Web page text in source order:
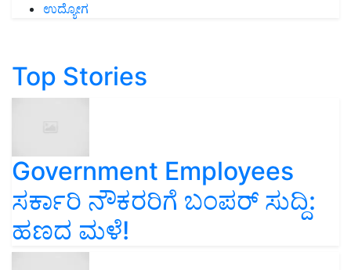
ಉದ್ಯೋಗ
Top Stories
Government Employees
ಸರ್ಕಾರಿ ನೌಕರರಿಗೆ ಬಂಪರ್‌ ಸುದ್ದಿ:
ಹಣದ ಮಳೆ!